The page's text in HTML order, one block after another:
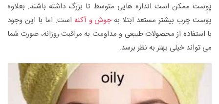
پوست ممکن است اندازه هایی متوسط تا بزرگ داشته باشند. بعلاوه
پوست چرب بیشتر مستعد ابتلا به جوش و آکنه است. اما با این وجود
با استفاده از محصولات طبیعی و مداومت به مراقبت روزانه، صورت شما
می تواند خیلی بهتر به نظر برسد.